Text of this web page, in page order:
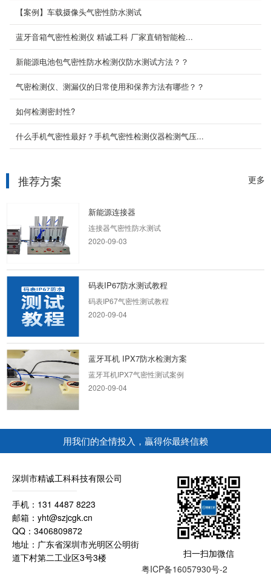
【案例】车载摄像头气密性防水测试
蓝牙音箱气密性检测仪 精诚工科 厂家直销智能检...
新能源电池包气密性防水检测仪防水测试方法？？
气密检测仪、测漏仪的日常使用和保养方法有哪些？？
如何检测密封性?
什么手机气密性最好？手机气密性检测仪器检测气压...
更多
推荐方案
2020-09-03
手机中框密封性能测试方案
手机中框气密性防水测试气密性检测仪是气密性
检测设备的总称，主要作用是检测产品的密封性
能。气密性检...
微动开关防水检测方案
微动开关防水性能测试，气密性检测设备
新能源连接器
连接器气密性防水测试
2020-09-03
​码表IP67防水测试教程
码表IP67气密性测试教程
2020-09-04
蓝牙耳机 IPX7防水检测方案
蓝牙耳机IPX7气密性测试案例
2020-09-04
微型喇叭IPX7气密性测方案
喇叭IPX7气密性测试，四通道气密性检测设备
手持防水灯
手持防水灯气密性防水测试
用我们的全情投入，贏得你最終信赖
深圳市精诚工科科技有限公司
手机：131 4487 8223
邮箱：yht@szjcgk.cn
QQ：3406809872
地址：广东省深圳市光明区公明街
道下村第二工业区3号3楼
扫一扫加微信
粤ICP备16057930号-2